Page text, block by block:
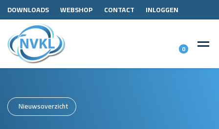
DOWNLOADS WEBSHOP CONTACT INLOGGEN
0
Nieuwsoverzicht